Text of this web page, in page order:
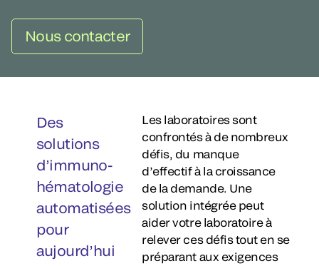
Nous contacter
Des
solutions
d’immuno-
hématologie
automatisées
pour
aujourd’hui
Les laboratoires sont
confrontés à de nombreux
défis, du manque
d’effectif à la croissance
de la demande. Une
solution intégrée peut
aider votre laboratoire à
relever ces défis tout en se
préparant aux exigences